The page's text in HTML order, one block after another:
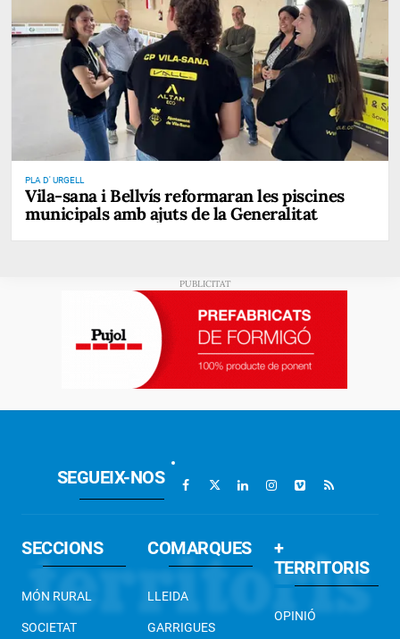
PLA D' URGELL
Vila-sana i Bellvís reformaran les piscines
municipals amb ajuts de la Generalitat
SEGUEIX-NOS
SECCIONS
MÓN RURAL
SOCIETAT
COMARQUES
LLEIDA
GARRIGUES
+
TERRITORIS
OPINIÓ